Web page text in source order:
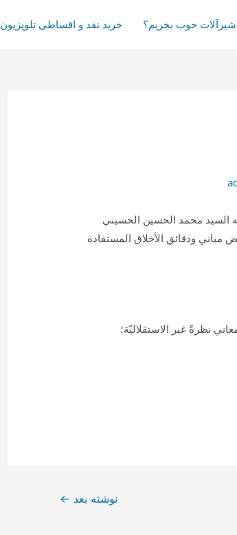
خوب بخریم؟ خرید نقد و اقساطی تلویزیون
السيد محمد الحسين الحسيني
ودقائق الأخلاق المستفادة
نظرةً غير الاستقلاليّة؛
نوشته بعد ←